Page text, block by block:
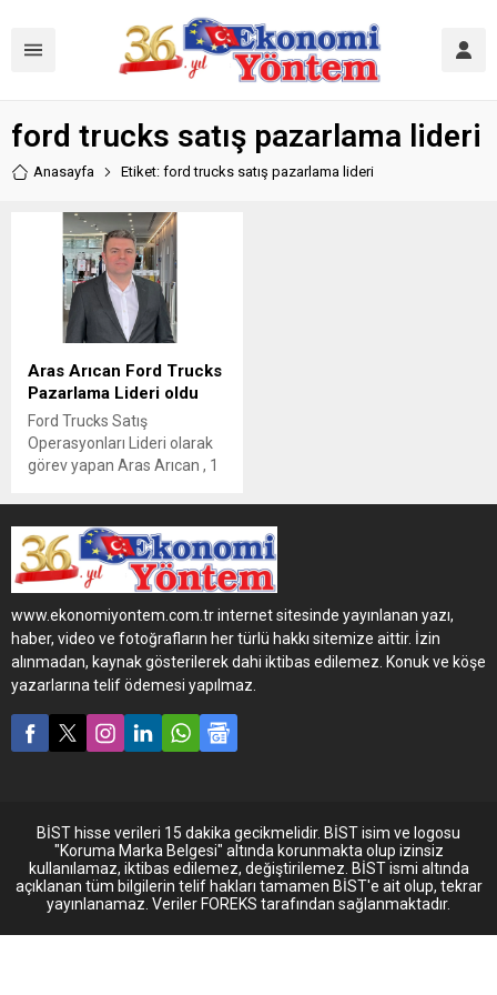
ford trucks satış pazarlama lideri
Anasayfa Etiket: ford trucks satış pazarlama lideri
Aras Arıcan Ford Trucks
Pazarlama Lideri oldu
Ford Trucks Satış
Operasyonları Lideri olarak
görev yapan Aras Arıcan , 1
Trucks Pazarlama Lideri
pozisyonuna atandı.
www.ekonomiyontem.com.tr internet sitesinde yayınlanan yazı,
haber, video ve fotoğrafların her türlü hakkı sitemize aittir. İzin
alınmadan, kaynak gösterilerek dahi iktibas edilemez. Konuk ve köşe
yazarlarına telif ödemesi yapılmaz.
BİST hisse verileri 15 dakika gecikmelidir. BİST isim ve logosu
"Koruma Marka Belgesi" altında korunmakta olup izinsiz
kullanılamaz, iktibas edilemez, değiştirilemez. BİST ismi altında
açıklanan tüm bilgilerin telif hakları tamamen BİST'e ait olup, tekrar
yayınlanamaz. Veriler FOREKS tarafından sağlanmaktadır.